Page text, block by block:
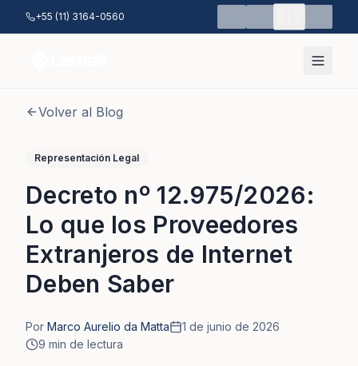
Saltar al contenido principal
+55 (11) 3164-0560 🇺🇸🇪🇸
Volver al Blog
Representación Legal
Decreto nº 12.975/2026:
Lo que los Proveedores
Extranjeros de Internet
Deben Saber
Por Marco Aurelio da Matta
1 de junio de 2026
9 min de lectura